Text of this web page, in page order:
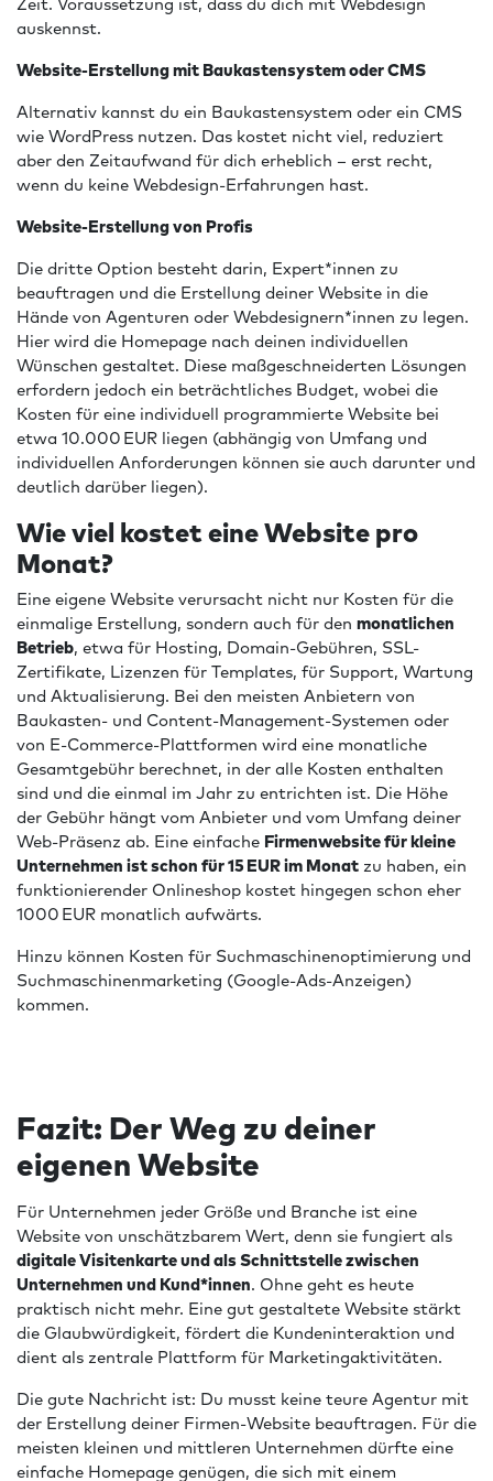
auskennst.
Website-Erstellung mit Baukastensystem oder CMS
Alternativ kannst du ein Baukastensystem oder ein CMS
wie WordPress nutzen. Das kostet nicht viel, reduziert
aber den Zeitaufwand für dich erheblich – erst recht,
wenn du keine Webdesign-Erfahrungen hast.
Website-Erstellung von Profis
Die dritte Option besteht darin, Expert*innen zu
beauftragen und die Erstellung deiner Website in die
Hände von Agenturen oder Webdesignern*innen zu legen.
Hier wird die Homepage nach deinen individuellen
Wünschen gestaltet. Diese maßgeschneiderten Lösungen
erfordern jedoch ein beträchtliches Budget, wobei die
Kosten für eine individuell programmierte Website bei
etwa 10.000 EUR liegen (abhängig von Umfang und
individuellen Anforderungen können sie auch darunter und
deutlich darüber liegen).
Wie viel kostet eine Website pro
Monat?
Eine eigene Website verursacht nicht nur Kosten für die
einmalige Erstellung, sondern auch für den monatlichen
Betrieb, etwa für Hosting, Domain-Gebühren, SSL-
Zertifikate, Lizenzen für Templates, für Support, Wartung
und Aktualisierung. Bei den meisten Anbietern von
Baukasten- und Content-Management-Systemen oder
von E-Commerce-Plattformen wird eine monatliche
Gesamtgebühr berechnet, in der alle Kosten enthalten
sind und die einmal im Jahr zu entrichten ist. Die Höhe
der Gebühr hängt vom Anbieter und vom Umfang deiner
Web-Präsenz ab. Eine einfache Firmenwebsite für kleine
Unternehmen ist schon für 15 EUR im Monat zu haben, ein
funktionierender Onlineshop kostet hingegen schon eher
1000 EUR monatlich aufwärts.
Hinzu können Kosten für Suchmaschinenoptimierung und
Suchmaschinenmarketing (Google-Ads-Anzeigen)
kommen.
Fazit: Der Weg zu deiner
eigenen Website
Für Unternehmen jeder Größe und Branche ist eine
Website von unschätzbarem Wert, denn sie fungiert als
digitale Visitenkarte und als Schnittstelle zwischen
Unternehmen und Kund*innen. Ohne geht es heute
praktisch nicht mehr. Eine gut gestaltete Website stärkt
die Glaubwürdigkeit, fördert die Kundeninteraktion und
dient als zentrale Plattform für Marketingaktivitäten.
Die gute Nachricht ist: Du musst keine teure Agentur mit
der Erstellung deiner Firmen-Website beauftragen. Für die
meisten kleinen und mittleren Unternehmen dürfte eine
einfache Homepage genügen, die sich mit einem